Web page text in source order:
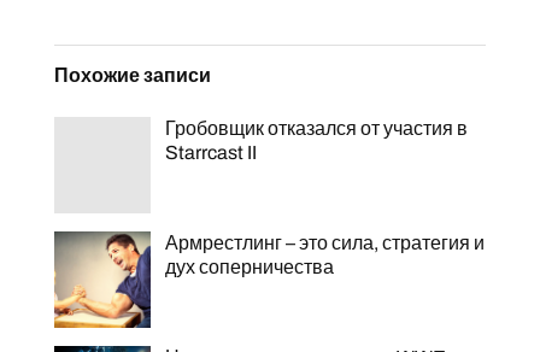
Похожие записи
Гробовщик отказался от участия в
Starrcast II
Армрестлинг – это сила, стратегия и
дух соперничества